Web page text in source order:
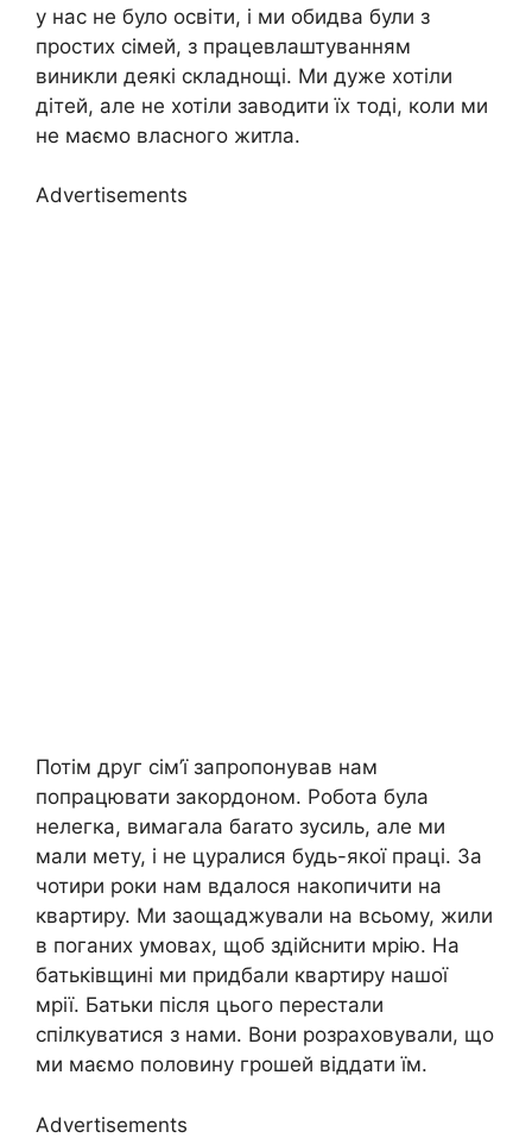
у нас не було освіти, і ми обидва були з
простих сімей, з працевлаштуванням
виникли деякі складнощі. Ми дуже хотіли
дітей, але не хотіли заводити їх тоді, коли ми
не маємо власного житла.
Advertisements
Потім друг сім’ї запропонував нам
попрацювати закордоном. Робота була
нелегка, вимагала баrато зусиль, але ми
мали мету, і не цуралися будь-якої праці. За
чотири роки нам вдалося накопичити на
квартиру. Ми заощаджували на всьому, жили
в поганих умовах, щоб здійснити мрію. На
батьківщині ми придбали квартиру нашої
мрії. Батьки після цього перестали
спілкуватися з нами. Вони розраховували, що
ми маємо половину грошей віддати їм.
Advertisements